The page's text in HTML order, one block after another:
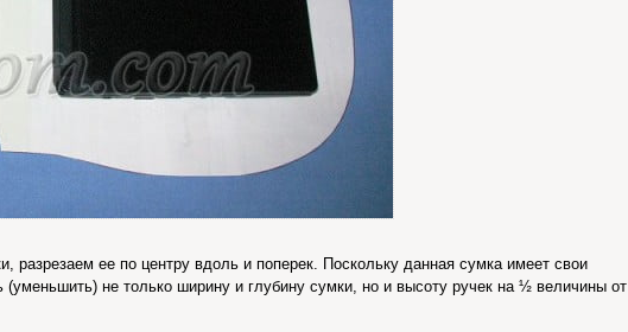
разрезаем ее по центру вдоль и поперек. Поскольку данная сумка имеет свои
(уменьшить) не только ширину и глубину сумки, но и высоту ручек на ½ величины от